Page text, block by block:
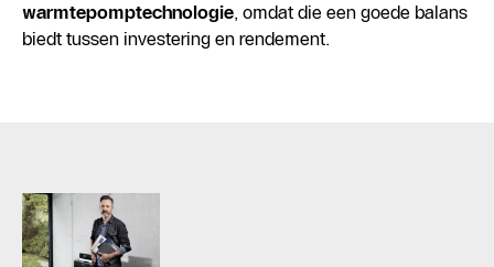
warmtepomptechnologie, omdat die een goede balans
biedt tussen investering en rendement.